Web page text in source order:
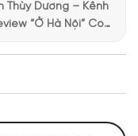
Thùy Dương – Kênh
“Ở Hà Nội” Có